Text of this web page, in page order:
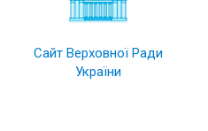
Сайт Верховної Ради
України